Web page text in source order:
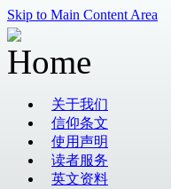
Skip to Main Content Area
关于我们
信仰条文
使用声明
读者服务
英文资料